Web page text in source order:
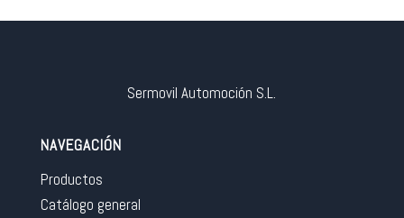
Sermovil Automoción S.L.
NAVEGACIÓN
Productos
Catálogo general